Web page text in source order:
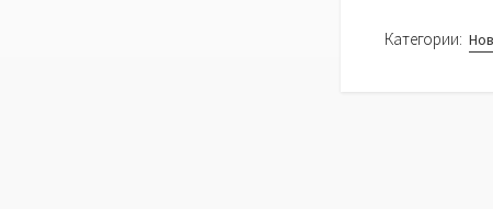
Категории: